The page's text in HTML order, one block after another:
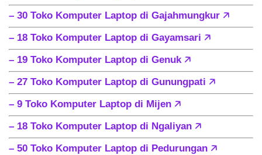
– 30 Toko Komputer Laptop di Gajahmungkur 🡥
– 18 Toko Komputer Laptop di Gayamsari 🡥
– 19 Toko Komputer Laptop di Genuk 🡥
– 27 Toko Komputer Laptop di Gunungpati 🡥
– 9 Toko Komputer Laptop di Mijen 🡥
– 18 Toko Komputer Laptop di Ngaliyan 🡥
– 50 Toko Komputer Laptop di Pedurungan 🡥